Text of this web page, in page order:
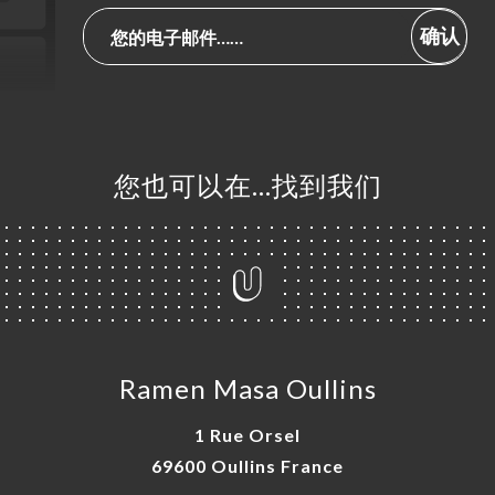
确认
您也可以在…找到我们
Ramen Masa Oullins
1 Rue Orsel
69600 Oullins France